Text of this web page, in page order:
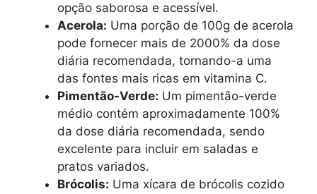
opção saborosa e acessível.
Acerola: Uma porção de 100g de acerola
pode fornecer mais de 2000% da dose
diária recomendada, tornando-a uma
das fontes mais ricas em vitamina C.
Pimentão-Verde: Um pimentão-verde
médio contém aproximadamente 100%
da dose diária recomendada, sendo
excelente para incluir em saladas e
pratos variados.
Brócolis: Uma xícara de brócolis cozido